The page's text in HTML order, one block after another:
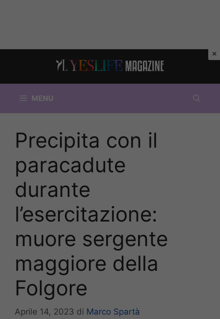
MENU
Precipita con il
paracadute
durante
l’esercitazione:
muore sergente
maggiore della
Folgore
Aprile 14, 2023 di Marco Spartà